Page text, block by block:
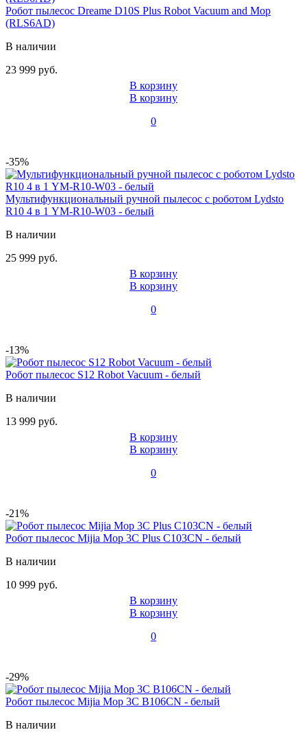
Робот пылесос Dreame D10S Plus Robot Vacuum and Mop
(RLS6AD)
В наличии
23 999 руб.
В корзину
В корзину
0
-35%
Мультифункциональный ручной пылесос с роботом Lydsto
R10 4 в 1 YM-R10-W03 - белый
В наличии
25 999 руб.
В корзину
В корзину
0
-13%
Робот пылесос S12 Robot Vacuum - белый
В наличии
13 999 руб.
В корзину
В корзину
0
-21%
Робот пылесос Mijia Mop 3C Plus C103CN - белый
В наличии
10 999 руб.
В корзину
В корзину
0
-29%
Робот пылесос Mijia Mop 3C B106CN - белый
В наличии